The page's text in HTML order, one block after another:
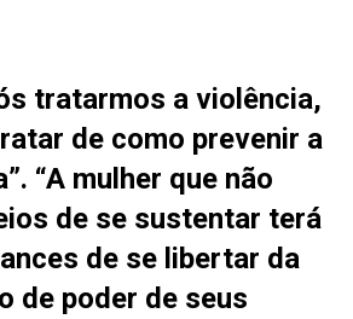
tratarmos a violência,
de como prevenir a
“A mulher que não
de se sustentar terá
de se libertar da
de poder de seus